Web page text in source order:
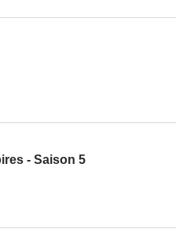
- Saison 5